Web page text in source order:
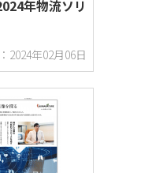
年物流ソリ
2024年02月06日